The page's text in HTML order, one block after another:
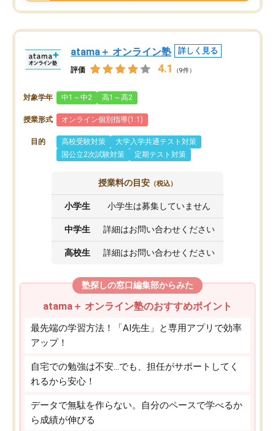
atama＋ オンライン塾 詳しく見る
評価 4.1 （9件）
対象学年 中1～中2 高1～高2
授業形式 オンライン個別指導(1:1)
目的 高校受験対策
大学入学共通テスト対策
国公立2次試験対策
定期テスト対策
授業料の目安 （税込）
小学生 小学生は募集していません
中学生 詳細はお問い合わせください
高校生 詳細はお問い合わせください
塾探しの窓口編集部からみた
atama＋ オンライン塾のおすすめポイント
最先端の学習方法！「AI先生」と専用アプリで効率
アップ！
自宅での勉強は不安…でも、担任がサポートしてく
れるから安心！
データで無駄を作らない。自分のペースで学べるか
ら成績が伸びる